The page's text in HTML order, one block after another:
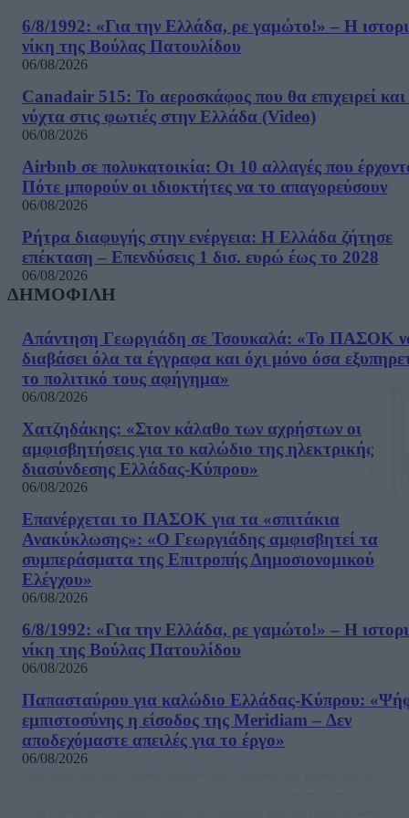
6/8/1992: «Για την Ελλάδα, ρε γαμώτο!» – Η
νίκη της Βούλας Πατουλίδου
06/08/2026
Canadair 515: Το αεροσκάφος που θα επιχειρεί
νύχτα στις φωτιές στην Ελλάδα (Video)
06/08/2026
Airbnb σε πολυκατοικία: Οι 10 αλλαγές που
Πότε μπορούν οι ιδιοκτήτες να το απαγορεύσουν
06/08/2026
Ρήτρα διαφυγής στην ενέργεια: Η Ελλάδα ζήτησε
επέκταση – Επενδύσεις 1 δισ. ευρώ έως το 2028
06/08/2026
ΔΗΜΟΦΙΛΗ
Απάντηση Γεωργιάδη σε Τσουκαλά: «Το ΠΑΣΟΚ
διαβάσει όλα τα έγγραφα και όχι μόνο όσα
το πολιτικό τους αφήγημα»
06/08/2026
Χατζηδάκης: «Στον κάλαθο των αχρήστων οι
αμφισβητήσεις για το καλώδιο της ηλεκτρικής
διασύνδεσης Ελλάδας-Κύπρου»
06/08/2026
Επανέρχεται το ΠΑΣΟΚ για τα «σπιτάκια
Ανακύκλωσης»: «Ο Γεωργιάδης αμφισβητεί τα
συμπεράσματα της Επιτροπής Δημοσιονομικού
Ελέγχου»
06/08/2026
6/8/1992: «Για την Ελλάδα, ρε γαμώτο!» – Η
νίκη της Βούλας Πατουλίδου
06/08/2026
Παπασταύρου για καλώδιο Ελλάδας-Κύπρου:
εμπιστοσύνης η είσοδος της Meridiam – Δεν
αποδεχόμαστε απειλές για το έργο»
06/08/2026